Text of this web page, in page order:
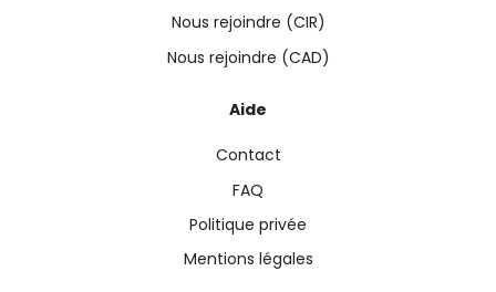
Nous rejoindre (CIR)
Nous rejoindre (CAD)
Aide
Contact
FAQ
Politique privée
Mentions légales